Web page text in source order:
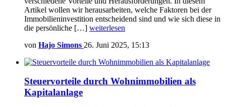
Artikel wollen wir herausarbeiten, welche Faktoren bei der
Immobilieninvestition entscheidend sind und wie sich diese in
die persönliche […] weiterlesen
von Hajo Simons 26. Juni 2025, 15:13
Steuervorteile durch Wohnimmobilien als
Kapitalanlage